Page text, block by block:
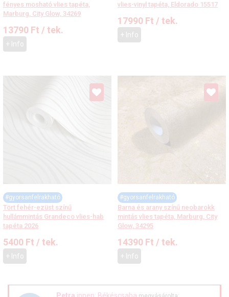
fényes mosható vlies tapéta,
Marburg, City Glow, 34269
13790 Ft / tek.
+ Info
vlies-vinyl tapéta, Eldorado 15517
17990 Ft / tek.
+ Info
#gyorsanfelrakható
Tört fehér-ezüst színű
hullámmintás Grandeco vlies-hab
tapéta 2026
5400 Ft / tek.
+ Info
#gyorsanfelrakható
Barna és arany színű neobarokk
mintás vlies tapéta, Marburg, City
Glow, 34295
14390 Ft / tek.
+ Info